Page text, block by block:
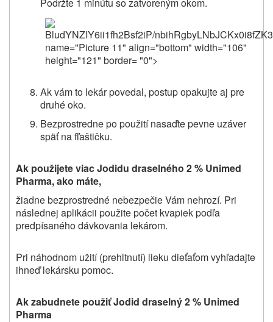
BludYNZIY6ii1fh2Bsf2iP/
Ak vám to lekár povedal, postup opakujte aj pre
druhé oko.
Bezprostredne po použití nasaďte pevne uzáver
späť na fľaštičku.
Ak použijete viac Jodidu draselného 2 % Unimed
Pharma, ako máte,
žiadne bezprostredné nebezpečie Vám nehrozí. Pri
následnej aplikácii použite počet kvapiek podľa
predpísaného dávkovania lekárom.
Pri náhodnom užití (prehltnutí) lieku dieťaťom vyhľadajte
ihneď lekársku pomoc.
Ak zabudnete použiť Jodid draselný 2 % Unimed
Pharma